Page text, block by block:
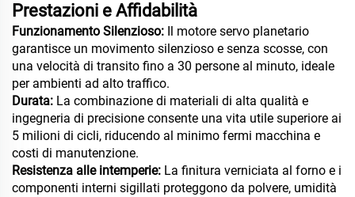
Prestazioni e Affidabilità
Funzionamento Silenzioso:
Il motore servo planetario
garantisce un movimento silenzioso e senza scosse, con
una velocità di transito fino a 30 persone al minuto, ideale
per ambienti ad alto traffico.
Durata: La combinazione di materiali di alta qualità e
ingegneria di precisione consente una vita utile superiore ai
5 milioni di cicli, riducendo al minimo fermi macchina e
costi di manutenzione.
Resistenza alle intemperie: La finitura verniciata al forno e i
componenti interni sigillati proteggono da polvere, umidità